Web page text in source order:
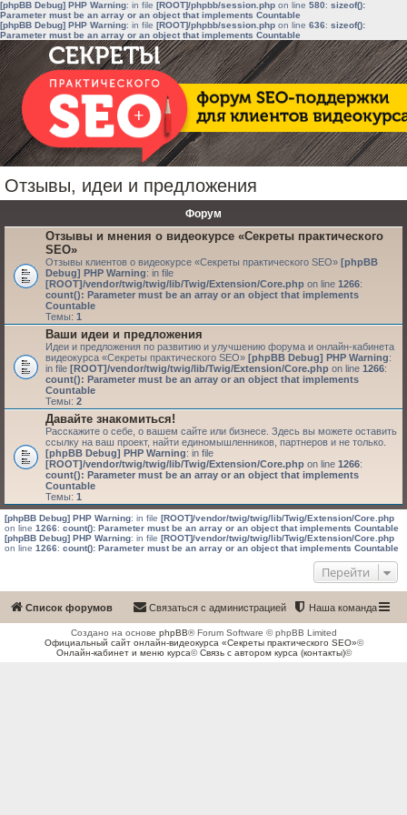
[phpBB Debug] PHP Warning: in file [ROOT]/phpbb/session.php on line 580: sizeof():
Parameter must be an array or an object that implements Countable
[phpBB Debug] PHP Warning: in file [ROOT]/phpbb/session.php on line 636: sizeof():
Parameter must be an array or an object that implements Countable
Отзывы, идеи и предложения
Форум
Отзывы и мнения о видеокурсе «Секреты практического
SEO»
Отзывы клиентов о видеокурсе «Секреты практического SEO» [phpBB
Debug] PHP Warning: in file
[ROOT]/vendor/twig/twig/lib/Twig/Extension/Core.php on line 1266:
count(): Parameter must be an array or an object that implements
Countable
Темы: 1
Ваши идеи и предложения
Идеи и предложения по развитию и улучшению форума и онлайн-кабинета
видеокурса «Секреты практического SEO» [phpBB Debug] PHP Warning:
in file [ROOT]/vendor/twig/twig/lib/Twig/Extension/Core.php on line 1266:
count(): Parameter must be an array or an object that implements
Countable
Темы: 2
Давайте знакомиться!
Расскажите о себе, о вашем сайте или бизнесе. Здесь вы можете оставить
ссылку на ваш проект, найти единомышленников, партнеров и не только.
[phpBB Debug] PHP Warning: in file
[ROOT]/vendor/twig/twig/lib/Twig/Extension/Core.php on line 1266:
count(): Parameter must be an array or an object that implements
Countable
Темы: 1
[phpBB Debug] PHP Warning: in file [ROOT]/vendor/twig/twig/lib/Twig/Extension/Core.php
on line 1266: count(): Parameter must be an array or an object that implements Countable
[phpBB Debug] PHP Warning: in file [ROOT]/vendor/twig/twig/lib/Twig/Extension/Core.php
on line 1266: count(): Parameter must be an array or an object that implements Countable
Перейти
Список форумов Наша команда
Связаться с администрацией
Создано на основе phpBB® Forum Software © phpBB Limited
Официальный сайт онлайн-видеокурса «Секреты практического SEO»©
Онлайн-кабинет и меню курса©Связь с автором курса (контакты)©